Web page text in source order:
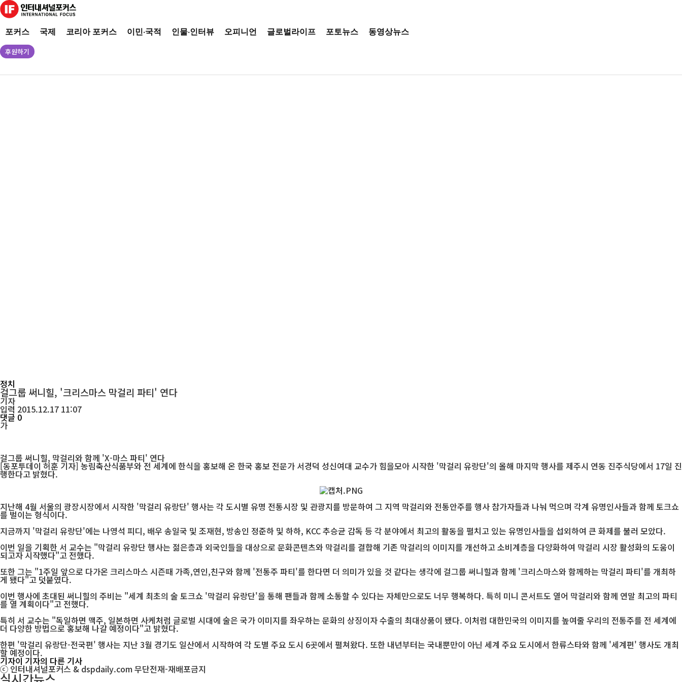
포커스 국제 코리아 포커스 이민·국적 인물·인터뷰 오피니언 글로벌라이프 포토뉴스 동영상뉴스
후원하기
정치
걸그룹 써니힐, '크리스마스 막걸리 파티' 연다
기자
입력 2015.12.17 11:07
댓글 0
가
걸그룹 써니힐, 막걸리와 함께 'X-마스 파티' 연다
[동포투데이 허훈 기자] 농림축산식품부와 전 세계에 한식을 홍보해 온 한국 홍보 전문가 서경덕 성신여대 교수가 힘을모아 시작한 '막걸리 유랑단'의 올해 마지막 행사를 제주시 연동 진주식당에서 17일 진
행한다고 밝혔다.
지난해 4월 서울의 광장시장에서 시작한 '막걸리 유랑단' 행사는 각 도시별 유명 전통시장 및 관광지를 방문하여 그 지역 막걸리와 전통안주를 행사 참가자들과 나눠 먹으며 각계 유명인사들과 함께 토크쇼
를 벌이는 형식이다.
지금까지 '막걸리 유랑단'에는 나영석 피디, 배우 송일국 및 조재현, 방송인 정준하 및 하하, KCC 추승균 감독 등 각 분야에서 최고의 활동을 펼치고 있는 유명인사들을 섭외하여 큰 화제를 불러 모았다.
이번 일을 기획한 서 교수는 "막걸리 유랑단 행사는 젊은층과 외국인들을 대상으로 문화콘텐츠와 막걸리를 결합해 기존 막걸리의 이미지를 개선하고 소비계층을 다양화하여 막걸리 시장 활성화의 도움이
되고자 시작했다"고 전했다.
또한 그는 "1주일 앞으로 다가온 크리스마스 시즌때 가족,연인,친구와 함께 '전통주 파티'를 한다면 더 의미가 있을 것 같다는 생각에 걸그룹 써니힐과 함께 '크리스마스와 함께하는 막걸리 파티'를 개최하
게 됐다"고 덧붙였다.
이번 행사에 초대된 써니힐의 주비는 "세계 최초의 술 토크쇼 '막걸리 유랑단'을 통해 팬들과 함께 소통할 수 있다는 자체만으로도 너무 행복하다. 특히 미니 콘서트도 열어 막걸리와 함께 연말 최고의 파티
를 열 계획이다"고 전했다.
특히 서 교수는 "독일하면 맥주, 일본하면 사케처럼 글로벌 시대에 술은 국가 이미지를 좌우하는 문화의 상징이자 수출의 최대상품이 됐다. 이처럼 대한민국의 이미지를 높여줄 우리의 전통주를 전 세계에
더 다양한 방법으로 홍보해 나갈 예정이다"고 밝혔다.
한편 '막걸리 유랑단-전국편' 행사는 지난 3월 경기도 일산에서 시작하여 각 도별 주요 도시 6곳에서 펼쳐왔다. 또한 내년부터는 국내뿐만이 아닌 세계 주요 도시에서 한류스타와 함께 '세계편' 행사도 개최
할 예정이다.
기자이 기자의 다른 기사
ⓒ 인터내셔널포커스 & dspdaily.com 무단전재-재배포금지